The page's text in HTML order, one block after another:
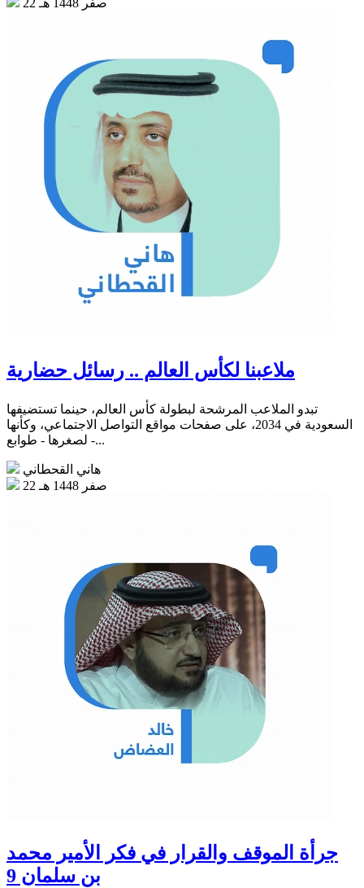
22 صفر 1448 هـ
ملاعبنا لكأس العالم .. رسائل حضارية
تبدو الملاعب المرشحة لبطولة كأس العالم، حينما تستضيفها
السعودية في 2034، على صفحات مواقع التواصل الاجتماعي، وكأنها
- لصغرها - طوابع...
هاني القحطاني
22 صفر 1448 هـ
جرأة الموقف والقرار في فكر الأمير محمد
بن سلمان 9